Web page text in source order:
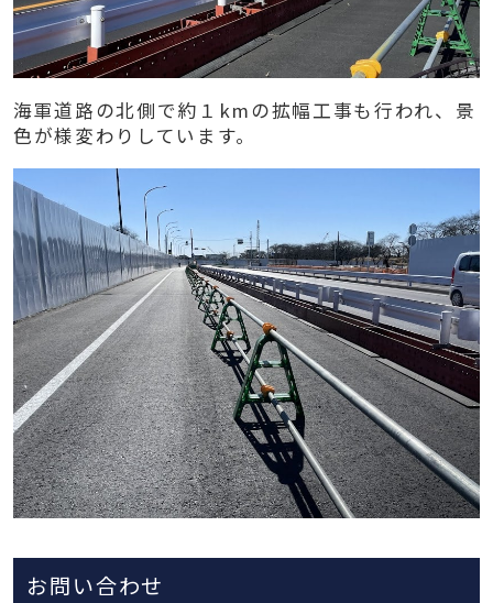
海軍道路の北側で約１kmの拡幅工事も行われ、景
色が様変わりしています。
お問い合わせ